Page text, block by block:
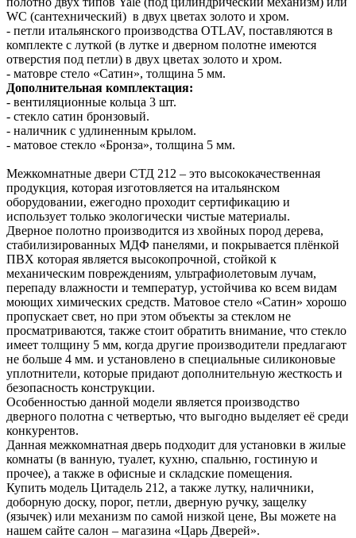
WC (сантехнический) в двух цветах золото и хром.
- петли итальянского производства OTLAV, поставляются в
комплекте с луткой (в лутке и дверном полотне имеются
отверстия под петли) в двух цветах золото и хром.
- матовре стело «Сатин», толщина 5 мм.
Дополнительная комплектация:
- вентиляционные кольца 3 шт.
- стекло сатин бронзовый.
- наличник с удлиненным крылом.
- матовое стекло «Бронза», толщина 5 мм.
Межкомнатные двери СТД 212 – это высококачественная
продукция, которая изготовляется на итальянском
оборудовании, ежегодно проходит сертификацию и
использует только экологически чистые материалы.
Дверное полотно производится из хвойных пород дерева,
стабилизированных МДФ панелями, и покрывается плёнкой
ПВХ которая является высокопрочной, стойкой к
механическим повреждениям, ультрафиолетовым лучам,
перепаду влажности и температур, устойчива ко всем видам
моющих химических средств. Матовое стело «Сатин» хорошо
пропускает свет, но при этом объекты за стеклом не
просматриваются, также стоит обратить внимание, что стекло
имеет толщину 5 мм, когда другие производители предлагают
не больше 4 мм. и установлено в специальные силиконовые
уплотнители, которые придают дополнительную жесткость и
безопасность конструкции.
Особенностью данной модели является производство
дверного полотна с четвертью, что выгодно выделяет её среди
конкурентов.
Данная межкомнатная дверь подходит для установки в жилые
комнаты (в ванную, туалет, кухню, спальню, гостиную и
прочее), а также в офисные и складские помещения.
Купить модель Цитадель 212, а также лутку, наличники,
доборную доску, порог, петли, дверную ручку, защелку
(язычек) или механизм по самой низкой цене, Вы можете на
нашем сайте салон – магазина «Царь Дверей».